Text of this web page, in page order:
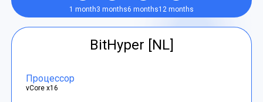
1 month3 months6 months12 months
BitHyper [NL]
Процессор
vCore x16